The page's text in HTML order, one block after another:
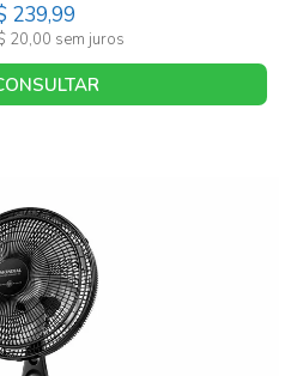
239,99
20,00 sem juros